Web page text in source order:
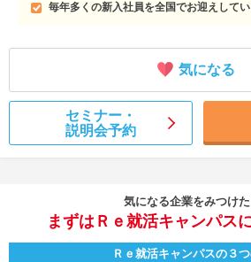
毎年多くの新入社員を全国でお迎えしてい
気になる
セミナー・
説明会予約
気になる企業をみつけ
まずはＲｅ就活キャンパス
Ｒｅ就活キャンパスの３